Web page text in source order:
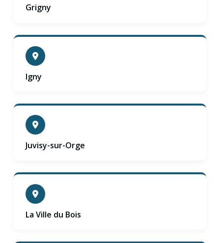
Grigny
Igny
Juvisy-sur-Orge
La Ville du Bois